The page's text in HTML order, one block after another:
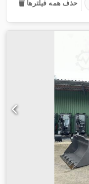
حذف همه فیلترها